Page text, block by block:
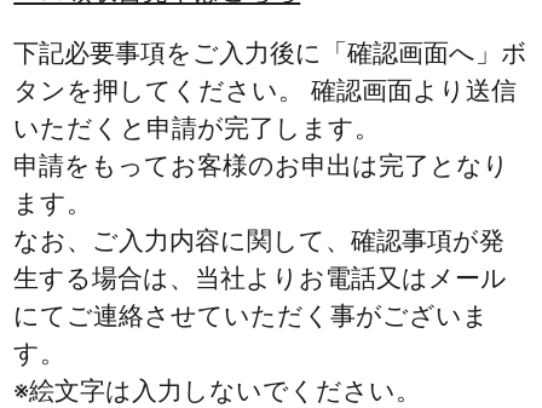
下記必要事項をご入力後に「確認画面へ」ボ
タンを押してください。 確認画面より送信
いただくと申請が完了します。
申請をもってお客様のお申出は完了となり
ます。
なお、ご入力内容に関して、確認事項が発
生する場合は、当社よりお電話又はメール
にてご連絡させていただく事がございま
す。
※絵文字は入力しないでください。